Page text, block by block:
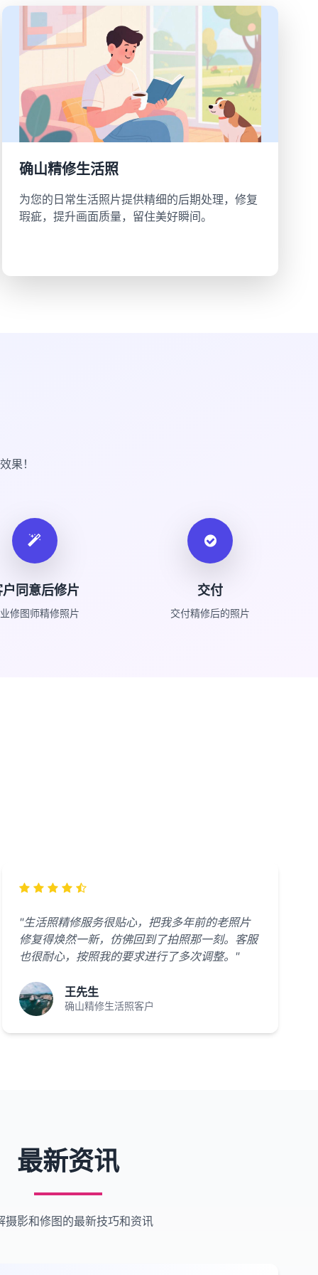
确山精修生活照
为您的日常生活照片提供精细的后期处理，修复
瑕疵，提升画面质量，留住美好瞬间。
果！
同意后修片
修图师精修照片
交付
交付精修后的照片
"生活照精修服务很贴心，把我多年前的老照片
修复得焕然一新，仿佛回到了拍照那一刻。客服
也很耐心，按照我的要求进行了多次调整。"
王先生
确山精修生活照客户
最新资讯
摄影和修图的最新技巧和资讯